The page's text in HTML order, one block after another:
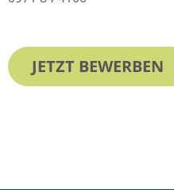
JETZT BEWERBEN